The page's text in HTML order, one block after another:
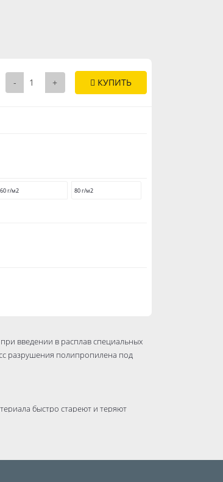
- + КУПИТЬ
60 г/м2 80 г/м2
введении в расплав специальных
разрушения полипропилена под
быстро стареют и теряют
подвержен коррозии.